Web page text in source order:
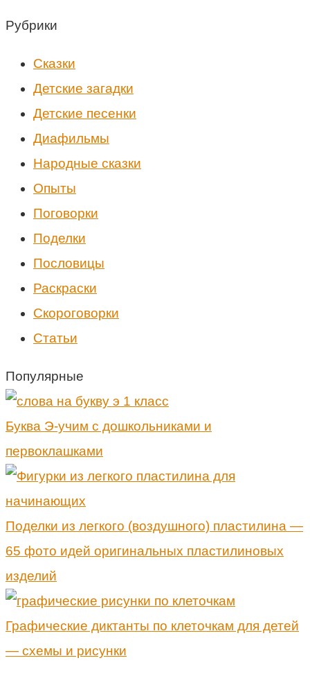
Рубрики
Cказки
Детские загадки
Детские песенки
Диафильмы
Народные сказки
Опыты
Поговорки
Поделки
Пословицы
Раскраски
Скороговорки
Статьи
Популярные
Буква Э-учим с дошкольниками и
первоклашками
Поделки из легкого (воздушного) пластилина —
65 фото идей оригинальных пластилиновых
изделий
Графические диктанты по клеточкам для детей
— схемы и рисунки